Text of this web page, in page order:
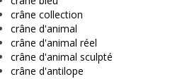
crâne collection
crâne d'animal
crâne d'animal réel
crâne d'animal sculpté
crâne d'antilope